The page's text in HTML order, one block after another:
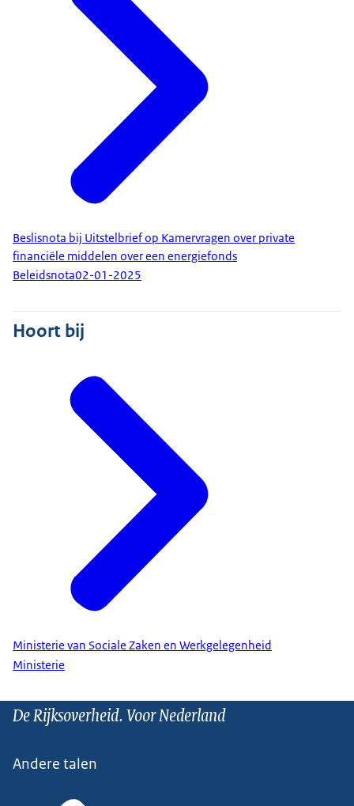
Beslisnota bij Uitstelbrief op Kamervragen over private
financiële middelen over een energiefonds
Beleidsnota02-01-2025
Hoort bij
Ministerie van Sociale Zaken en Werkgelegenheid
Ministerie
De Rijksoverheid. Voor Nederland
Andere talen